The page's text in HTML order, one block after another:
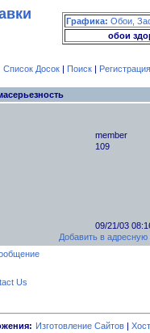
Графика: Обои,
обои
Список Досок | Поиск | Регистрация
member
109
09/21/03
Добавить в адресную
Us
Изготовление Сайтов |